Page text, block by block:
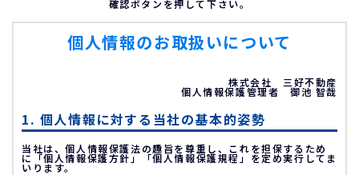
確認ボタンを押して下さい。
個人情報のお取扱いについて
株式会社 三好不動産
個人情報保護管理者 御池 智哉
1. 個人情報に対する当社の基本的姿勢
当社は、個人情報保護法の趣旨を尊重し、これを担保するため
に「個人情報保護方針」「個人情報保護規程」を定め実行してま
いります。